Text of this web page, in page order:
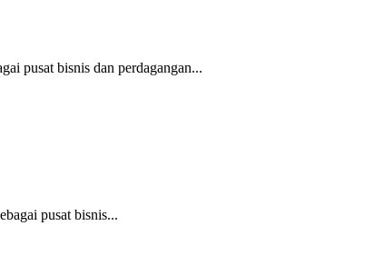
pusat bisnis dan perdagangan...
pusat bisnis...